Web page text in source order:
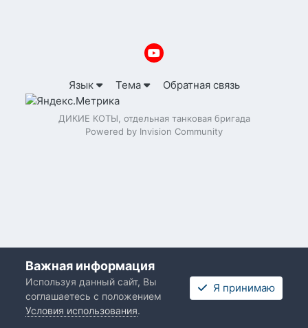
Язык Тема Обратная связь
ДИКИЕ КОТЫ, отдельная танковая бригада
Powered by Invision Community
Важная информация
Используя данный сайт, Вы
соглашаетесь с положением
Условия использования.
Я принимаю